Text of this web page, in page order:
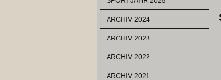
ARCHIV 2024
ARCHIV 2023
ARCHIV 2022
ARCHIV 2021